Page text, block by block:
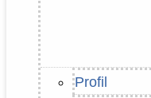
Profil